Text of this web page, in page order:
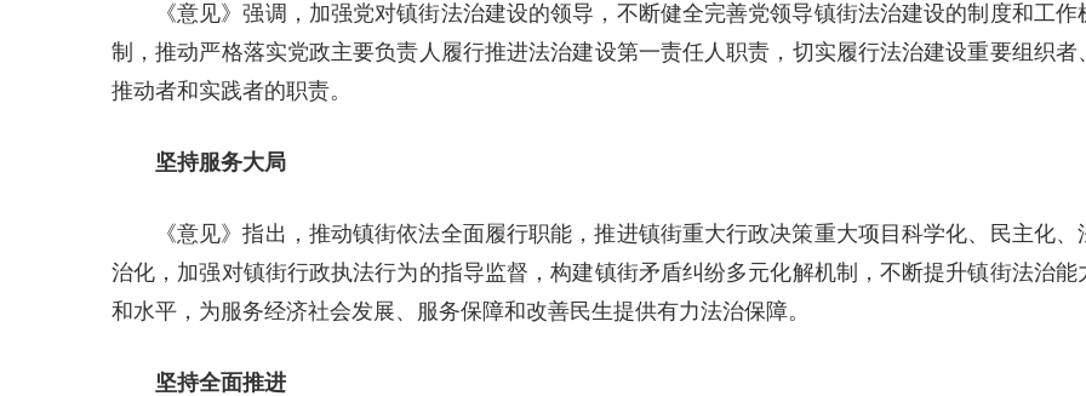
《意见》强调，加强党对镇街法治建设的领导，不断健全完善党领导镇街法治建设的制度和工作
制，推动严格落实党政主要负责人履行推进法治建设第一责任人职责，切实履行法治建设重要组织者、
推动者和实践者的职责。
坚持服务大局
《意见》指出，推动镇街依法全面履行职能，推进镇街重大行政决策重大项目科学化、民主化、
治化，加强对镇街行政执法行为的指导监督，构建镇街矛盾纠纷多元化解机制，不断提升镇街法治能
和水平，为服务经济社会发展、服务保障和改善民生提供有力法治保障。
坚持全面推进